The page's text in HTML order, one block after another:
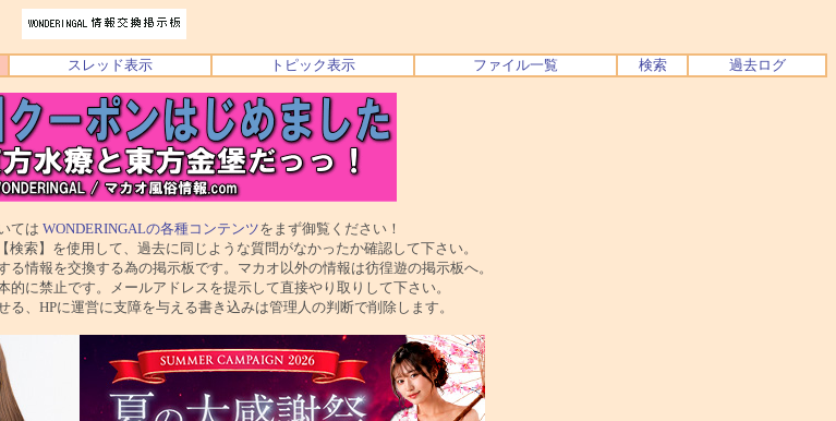
スレッド表示 トピック表示 ファイル一覧 検索 過去ログ
は WONDERINGALの各種コンテンツをまず御覧ください！
使用して、過去に同じような質問がなかったか確認して下さい。
交換する為の掲示板です。マカオ以外の情報は彷徨遊の掲示板へ。
です。メールアドレスを提示して直接やり取りして下さい。
運営に支障を与える書き込みは管理人の判断で削除します。